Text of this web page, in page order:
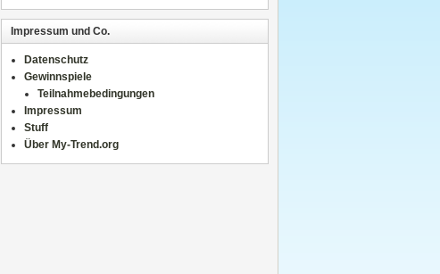
Impressum und Co.
Datenschutz
Gewinnspiele
Teilnahmebedingungen
Impressum
Stuff
Über My-Trend.org